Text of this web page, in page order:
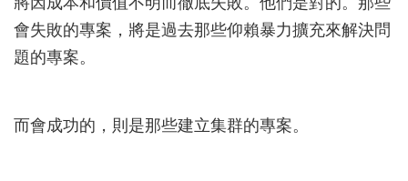
會失敗的專案，將是過去那些仰賴暴力擴充來解決問
題的專案。
而會成功的，則是那些建立集群的專案。